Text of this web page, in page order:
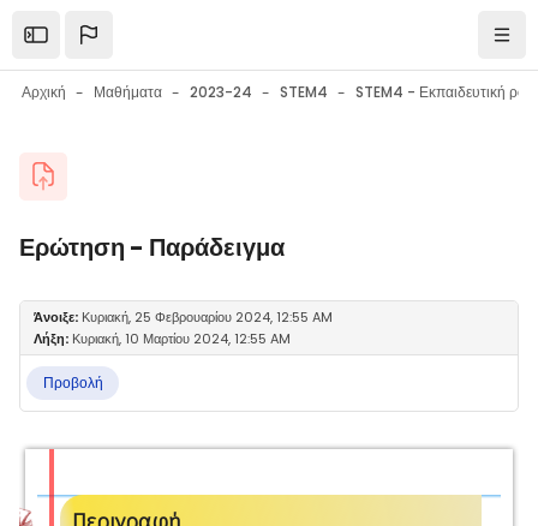
Open the sidebar
Αρχική Μαθήματα 2023-24 STEM4
Μπλοκ
Ερώτηση - Παράδειγμα
Μπλοκ
Απαιτήσεις ολοκλήρωσης
Άνοιξε: Κυριακή, 25 Φεβρουαρίου 2024, 12:55 AM
Λήξη: Κυριακή, 10 Μαρτίου 2024, 12:55 AM
Προβολή